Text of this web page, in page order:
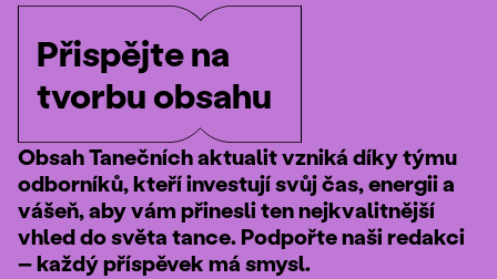
Přispějte na
tvorbu obsahu
Obsah Tanečních aktualit vzniká díky týmu
odborníků, kteří investují svůj čas, energii a
vášeň, aby vám přinesli ten nejkvalitnější
vhled do světa tance. Podpořte naši redakci
– každý příspěvek má smysl.